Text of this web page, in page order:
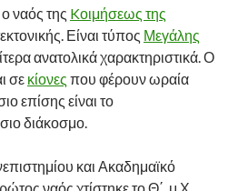
ναός της Kοιμήσεως της
Είναι τύπος Μεγάλης
ανατολικά χαρακτηριστικά. Ο
σε κίονες που φέρουν ωραία
επίσης είναι το
διάκοσμο.
και Ακαδημαϊκό